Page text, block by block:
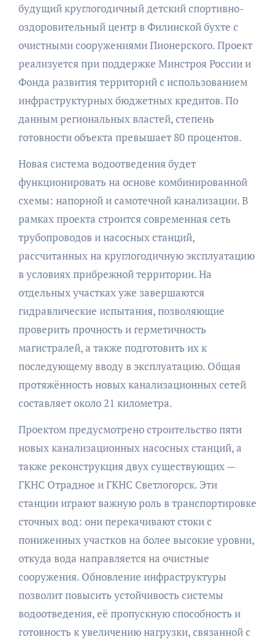
будущий круглогодичный детский спортивно-
оздоровительный центр в Филинской бухте с
очистными сооружениями Пионерского. Проект
реализуется при поддержке Минстроя России и
Фонда развития территорий с использованием
инфраструктурных бюджетных кредитов. По
данным региональных властей, степень
готовности объекта превышает 80 процентов.
Новая система водоотведения будет
функционировать на основе комбинированной
схемы: напорной и самотечной канализации. В
рамках проекта строится современная сеть
трубопроводов и насосных станций,
рассчитанных на круглогодичную эксплуатацию
в условиях прибрежной территории. На
отдельных участках уже завершаются
гидравлические испытания, позволяющие
проверить прочность и герметичность
магистралей, а также подготовить их к
последующему вводу в эксплуатацию. Общая
протяжённость новых канализационных сетей
составляет около 21 километра.
Проектом предусмотрено строительство пяти
новых канализационных насосных станций, а
также реконструкция двух существующих —
ГКНС Отрадное и ГКНС Светлогорск. Эти
станции играют важную роль в транспортировке
сточных вод: они перекачивают стоки с
пониженных участков на более высокие уровни,
откуда вода направляется на очистные
сооружения. Обновление инфраструктуры
позволит повысить устойчивость системы
водоотведения, её пропускную способность и
готовность к увеличению нагрузки, связанной с